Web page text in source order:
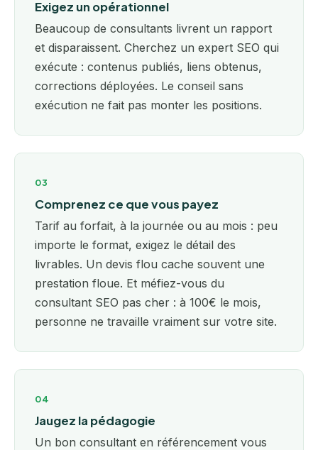
Exigez un opérationnel
Beaucoup de consultants livrent un rapport
et disparaissent. Cherchez un expert SEO qui
exécute : contenus publiés, liens obtenus,
corrections déployées. Le conseil sans
exécution ne fait pas monter les positions.
03
Comprenez ce que vous payez
Tarif au forfait, à la journée ou au mois : peu
importe le format, exigez le détail des
livrables. Un devis flou cache souvent une
prestation floue. Et méfiez-vous du
consultant SEO pas cher : à 100€ le mois,
personne ne travaille vraiment sur votre site.
04
Jaugez la pédagogie
Un bon consultant en référencement vous